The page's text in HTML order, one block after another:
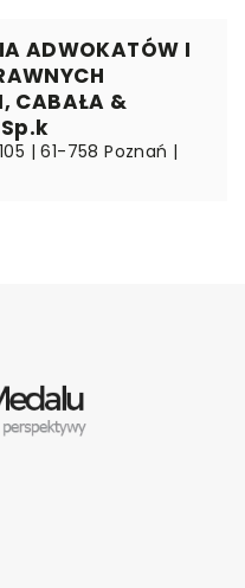
ADWOKATÓW I
CABAŁA &
Sp.k
| 61-758 Poznań |